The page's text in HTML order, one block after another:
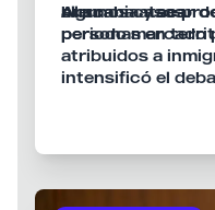
algunos casos.
buscaba atacar
personas en
Alemania y se
periodo marcado
atribuidos a
intensificó el